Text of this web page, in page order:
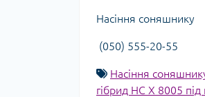
Насіння соняшнику
(050) 555-20-55
Насіння
гібрид НС Х 8005 під